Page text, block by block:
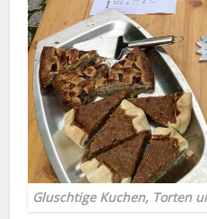
Gluschtige Kuchen, Torten